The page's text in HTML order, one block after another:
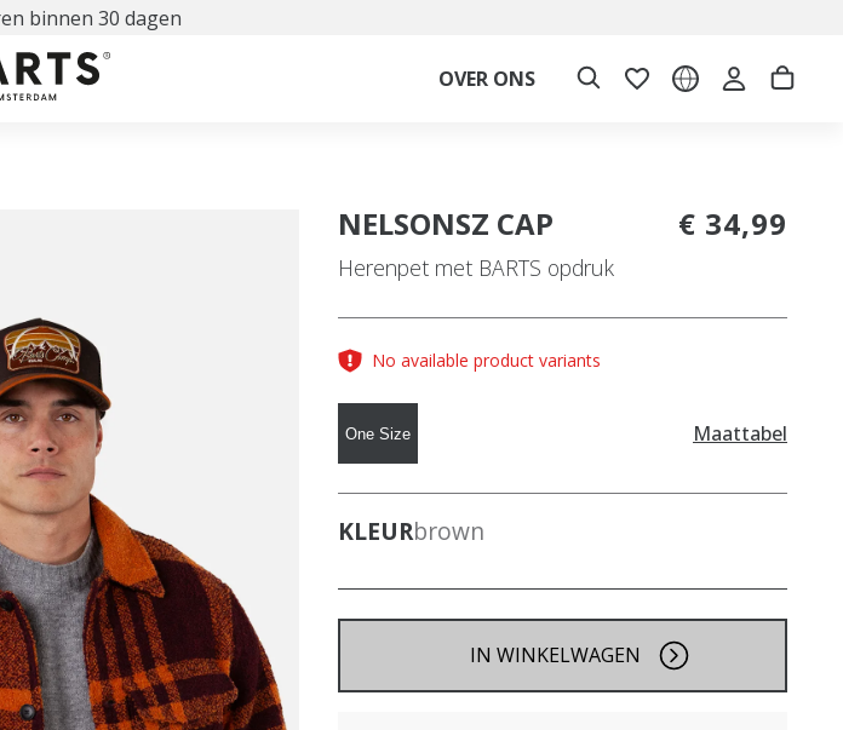
binnen 30 dagen
OVER ONS
NELSONSZ CAP
Herenpet met BARTS opdruk
€ 34,99
No available product variants
One Size Maattabel
KLEURbrown
IN WINKELWAGEN